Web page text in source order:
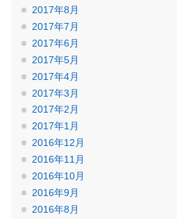
2017年8月
2017年7月
2017年6月
2017年5月
2017年4月
2017年3月
2017年2月
2017年1月
2016年12月
2016年11月
2016年10月
2016年9月
2016年8月